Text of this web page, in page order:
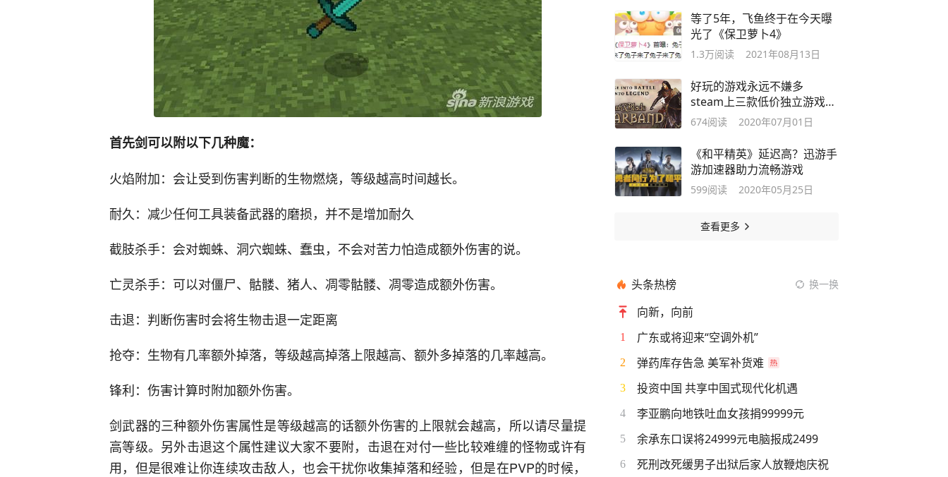
首先剑可以附以下几种魔：
火焰附加：会让受到伤害判断的生物燃烧，等级越高时间越长。
耐久：减少任何工具装备武器的磨损，并不是增加耐久
截肢杀手：会对蜘蛛、洞穴蜘蛛、蠢虫，不会对苦力怕造成额外伤害的说。
亡灵杀手：可以对僵尸、骷髅、猪人、凋零骷髅、凋零造成额外伤害。
击退：判断伤害时会将生物击退一定距离
抢夺：生物有几率额外掉落，等级越高掉落上限越高、额外多掉落的几率越高。
锋利：伤害计算时附加额外伤害。
剑武器的三种额外伤害属性是等级越高的话额外伤害的上限就会越高，所以请尽量提
高等级。另外击退这个属性建议大家不要附，击退在对付一些比较难缠的怪物或许有
用，但是很难让你连续攻击敌人，也会干扰你收集掉落和经验，但是在PVP的时候，
等了5年，飞鱼终于在今天曝
光了《保卫萝卜4》
1.3万阅读 2021年08月13日
好玩的游戏永远不嫌多
steam上三款低价独立游戏推
荐
674阅读 2020年07月01日
《和平精英》延迟高？迅游手
游加速器助力流畅游戏
599阅读 2020年05月25日
查看更多
头条热榜 换一换
向新，向前
1 广东或将迎来“空调外机”
2 弹药库存告急 美军补货难
3 投资中国 共享中国式现代化机遇
4 李亚鹏向地铁吐血女孩捐99999元
5 余承东口误将24999元电脑报成2499
6 死刑改死缓男子出狱后家人放鞭炮庆祝